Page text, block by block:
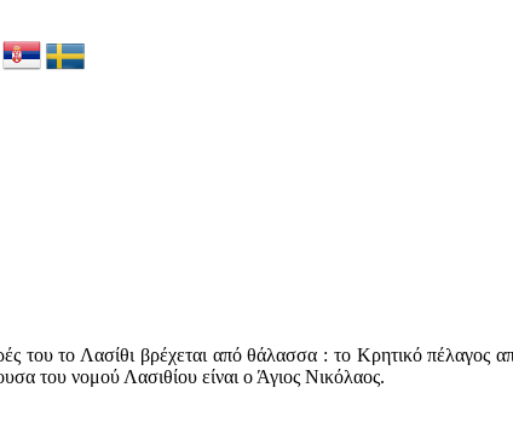
του το Λασίθι βρέχεται από θάλασσα : το Κρητικό πέλαγος
του νομού Λασιθίου είναι ο Άγιος Νικόλαος.